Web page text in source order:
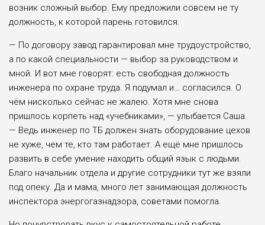
возник сложный выбор. Ему предложили совсем не ту
должность, к которой парень готовился.
— По договору завод гарантировал мне трудоустройство,
а по какой специальности — выбор за руководством и
мной. И вот мне говорят: есть свободная должность
инженера по охране труда. Я подумал и… согласился. О
чём нисколько сейчас не жалею. Хотя мне снова
пришлось корпеть над «учебниками», — улыбается Саша.
— Ведь инженер по ТБ должен знать оборудование цехов
не хуже, чем те, кто там работает. А ещё мне пришлось
развить в себе умение находить общий язык с людьми.
Благо начальник отдела и другие сотрудники тут же взяли
под опеку. Да и мама, много лет занимающая должность
инспектора энергогазнадзора, советами помогла.